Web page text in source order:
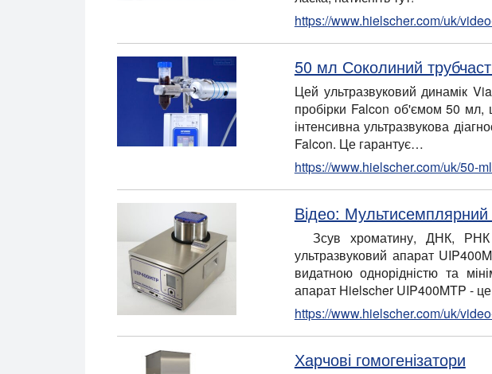
https://www.hielscher.com/uk/
50 мл Соколиний
Цей ультразвуковий динамік
пробірки Falcon об'ємом 50 мл,
інтенсивна ультразвукова
Falcon. Це гарантує…
https://www.hielscher.com/uk/50-
Відео:
Зсув хроматину, ДНК, РНК і
ультразвуковий апарат
видатною однорідністю та
апарат Hielscher UIP400MTP -
https://www.hielscher.com/uk/
Харчові гомогенізатори